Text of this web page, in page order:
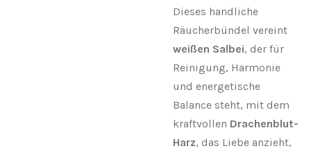
Dieses handliche
Räucherbündel vereint
weißen Salbei, der für
Reinigung, Harmonie
und energetische
Balance steht, mit dem
kraftvollen Drachenblut-
Harz, das Liebe anzieht,